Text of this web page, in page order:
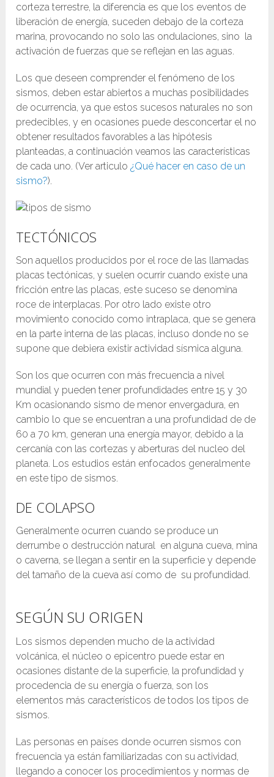
corteza terrestre, la diferencia es que los eventos de
liberación de energía, suceden debajo de la corteza
marina, provocando no solo las ondulaciones, sino la
activación de fuerzas que se reflejan en las aguas.
Los que deseen comprender el fenómeno de los
sismos, deben estar abiertos a muchas posibilidades
de ocurrencia, ya que estos sucesos naturales no son
predecibles, y en ocasiones puede desconcertar el no
obtener resultados favorables a las hipótesis
planteadas,a continuación veamos las características
de cada uno. (Ver articulo¿Qué hacer en caso de un
sismo?).
TECTÓNICOS
Son aquellos producidos por el roce de las llamadas
placas tectónicas, y suelen ocurrir cuando existe una
fricción entre las placas, este suceso se denomina
roce de interplacas. Por otro lado existe otro
movimiento conocido como intraplaca, que se genera
en la parte interna de las placas, incluso donde no se
supone que debiera existir actividad sísmica alguna.
Son los que ocurren con más frecuencia a nivel
mundial y pueden tener profundidades entre 15 y 30
Km ocasionando sismo de menor envergadura, en
cambio lo que se encuentran a una profundidad de de
60 a 70 km, generan una energía mayor, debido a la
cercanía con las cortezas y aberturas del nucleo del
planeta. Los estudios están enfocados generalmente
en este tipo de sismos.
DE COLAPSO
Generalmente ocurren cuando se produce un
derrumbe o destrucción natural en alguna cueva, mina
o caverna, se llegan a sentir en la superficie y depende
del tamaño de la cueva así como de su profundidad.
SEGÚN SU ORIGEN
Los sismos dependen mucho de la actividad
volcánica, el núcleo o epicentro puede estar en
ocasiones distante de la superficie, la profundidad y
procedencia de su energía o fuerza, son los
elementos más característicos de todos los tipos de
sismos.
Las personas en países donde ocurren sismos con
frecuencia ya están familiarizadas con su actividad,
llegando a conocer los procedimientos y normas de